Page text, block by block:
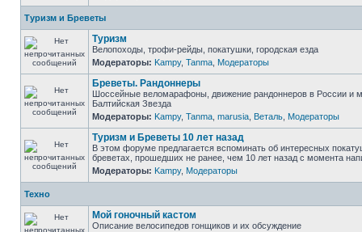
Туризм и Бреветы
Туризм
Велопоходы, трофи-рейды, покатушки, городская езда
Модераторы: Kampy, Tanma Модераторы
Бреветы. Рандоннеры
Шоссейные веломарафоны, движение рандоннеров в России и
Балтийская Звезда
Модераторы: Kampy, Tanma marusia Веталь Модераторы
Туризм и Бреветы 10 лет назад
В этом форуме предлагается вспоминать об интересных
бреветах, прошедших не ранее, чем 10 лет назад с момента
Модераторы: Kampy, Модераторы
Техно
Мой гоночный кастом
Описание велосипедов гонщиков и их обсуждение